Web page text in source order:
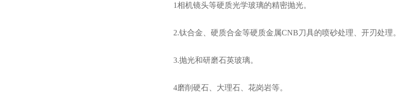
1相机镜头等硬质光学玻璃的精密抛光。
2.钛合金、硬质合金等硬质金属CNB刀具的喷砂处理、开刃处理。
3.抛光和研磨石英玻璃。
4磨削硬石、大理石、花岗岩等。